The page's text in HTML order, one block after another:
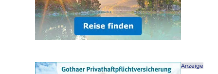
Anzeige